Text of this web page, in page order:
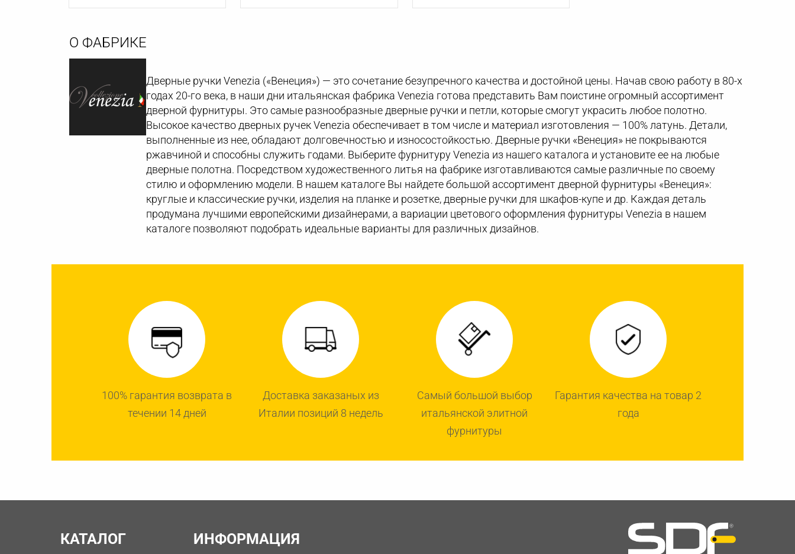
О ФАБРИКЕ
Дверные ручки Venezia («Венеция») — это сочетание безупречного качества и достойной цены. Начав свою работу в 80-х
годах 20-го века, в наши дни итальянская фабрика Venezia готова представить Вам поистине огромный ассортимент
дверной фурнитуры. Это самые разнообразные дверные ручки и петли, которые смогут украсить любое полотно.
Высокое качество дверных ручек Venezia обеспечивает в том числе и материал изготовления — 100% латунь. Детали,
выполненные из нее, обладают долговечностью и износостойкостью. Дверные ручки «Венеция» не покрываются
ржавчиной и способны служить годами. Выберите фурнитуру Venezia из нашего каталога и установите ее на любые
дверные полотна. Посредством художественного литья на фабрике изготавливаются самые различные по своему
стилю и оформлению модели. В нашем каталоге Вы найдете большой ассортимент дверной фурнитуры «Венеция»:
круглые и классические ручки, изделия на планке и розетке, дверные ручки для шкафов-купе и др. Каждая деталь
продумана лучшими европейскими дизайнерами, а вариации цветового оформления фурнитуры Venezia в нашем
каталоге позволяют подобрать идеальные варианты для различных дизайнов.
100% гарантия возврата в
течении 14 дней
Доставка заказаных из
Италии позиций 8 недель
Самый большой выбор
итальянской элитной
фурнитуры
Гарантия качества на товар 2
года
КАТАЛОГ ИНФОРМАЦИЯ